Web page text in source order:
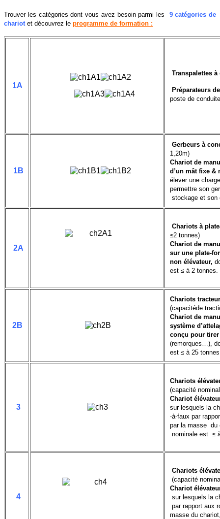
Trouver les catégories dont vous avez besoin parmi les
9 catégories de
chariot et découvrez le programme de formation :
1A
Transpalettes
Préparateurs
poste de
1B
Gerbeurs à
1,20m)
Chariot de
d’un mât fixe
élever une
permettre son
stockage et son
2A
Chariots à
≤2 tonnes)
Chariot de
sur une plate-
non élévateur,
est ≤ à 2 tonnes.
2B
Chariots
(capacitéde
Chariot de
système
conçu pour
(remorques…),
est ≤ à 25
3
Chariots
(capacité
Chariot
sur lesquels la
-à-faux par
par la masse du
nominale est ≤
4
Chariots
(capacité
Chariot
sur lesquels la
par rapport aux
masse du